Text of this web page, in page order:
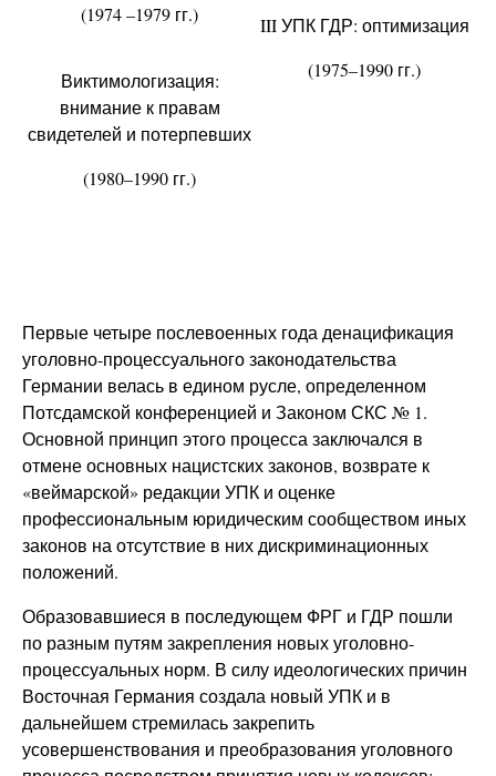
(1974 –1979 гг.)
III УПК ГДР: оптимизация
(1975–1990 гг.)
Виктимологизация:
внимание к правам
свидетелей и потерпевших
(1980–1990 гг.)
Первые четыре послевоенных года денацификация
уголовно-процессуального законодательства
Германии велась в едином русле, определенном
Потсдамской конференцией и Законом СКС № 1.
Основной принцип этого процесса заключался в
отмене основных нацистских законов, возврате к
«веймарской» редакции УПК и оценке
профессиональным юридическим сообществом иных
законов на отсутствие в них дискриминационных
положений.
Образовавшиеся в последующем ФРГ и ГДР пошли
по разным путям закрепления новых уголовно-
процессуальных норм. В силу идеологических причин
Восточная Германия создала новый УПК и в
дальнейшем стремилась закрепить
усовершенствования и преобразования уголовного